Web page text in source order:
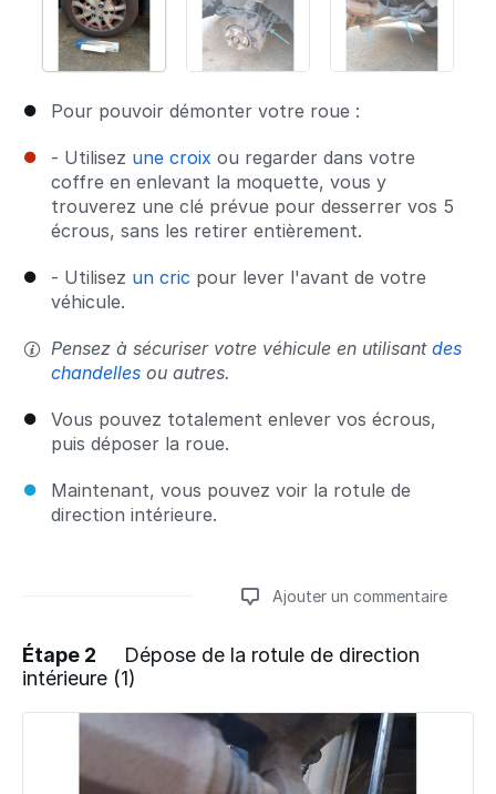
Pour pouvoir démonter votre roue :
- Utilisez une croix ou regarder dans votre
coffre en enlevant la moquette, vous y
trouverez une clé prévue pour desserrer vos 5
écrous, sans les retirer entièrement.
- Utilisez un cric pour lever l'avant de votre
véhicule.
Pensez à sécuriser votre véhicule en utilisant des
chandelles ou autres.
Vous pouvez totalement enlever vos écrous,
puis déposer la roue.
Maintenant, vous pouvez voir la rotule de
direction intérieure.
Ajouter un commentaire
Étape 2
Dépose de la rotule de direction
intérieure (1)